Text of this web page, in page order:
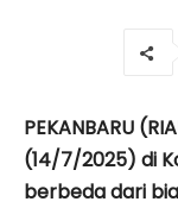
PEKANBARU
(14/7/2025) di
berbeda dari